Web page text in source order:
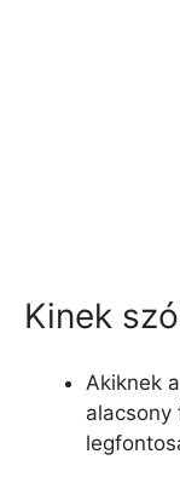
Kinek
Akiknek
alacsony